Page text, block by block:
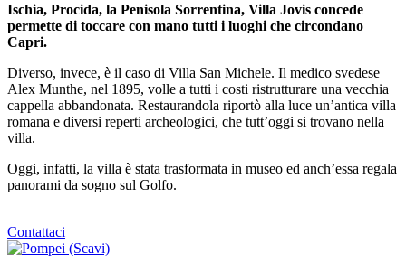
Ischia, Procida, la Penisola Sorrentina, Villa Jovis concede
permette di toccare con mano tutti i luoghi che circondano
Capri.
Diverso, invece, è il caso di Villa San Michele. Il medico svedese
Alex Munthe, nel 1895, volle a tutti i costi ristrutturare una vecchia
cappella abbandonata. Restaurandola riportò alla luce un’antica villa
romana e diversi reperti archeologici, che tutt’oggi si trovano nella
villa.
Oggi, infatti, la villa è stata trasformata in museo ed anch’essa regala
panorami da sogno sul Golfo.
Contattaci